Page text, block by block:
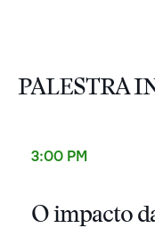
PALESTRA
3:00 PM
O impacto